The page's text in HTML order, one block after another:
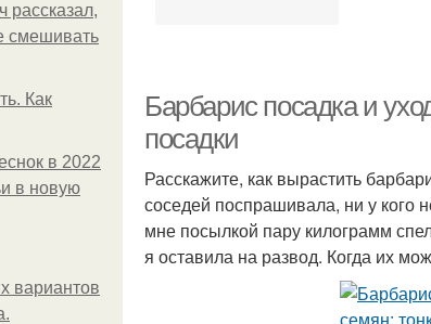
рассказал,
смешивать
Как
в 2022
в новую
вариантов
Барбарис посадка и
посадки
Расскажите, как вырастить
соседей поспрашивала, ни у кого
мне посылкой пару килограмм
я оставила на развод. Когда их